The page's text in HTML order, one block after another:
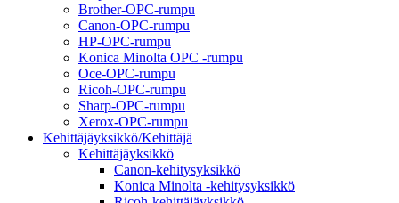
Brother-OPC-rumpu
Canon-OPC-rumpu
HP-OPC-rumpu
Konica Minolta OPC -rumpu
Oce-OPC-rumpu
Ricoh-OPC-rumpu
Sharp-OPC-rumpu
Xerox-OPC-rumpu
Kehittäjäyksikkö/Kehittäjä
Kehittäjäyksikkö
Canon-kehitysyksikkö
Konica Minolta -kehitysyksikkö